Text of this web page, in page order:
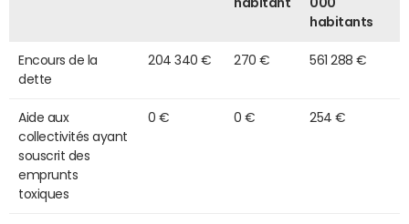
habitants
Encours de la
dette
204 340 € 270 € 561 288 €
Aide aux
collectivités ayant
souscrit des
emprunts
toxiques
0 € 0 € 254 €